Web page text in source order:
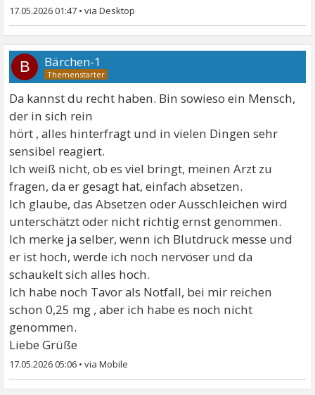
17.05.2026 01:47 •
B Bärchen-1
Da kannst du recht haben. Bin sowieso ein Mensch,
der in sich rein
hört , alles hinterfragt und in vielen Dingen sehr
sensibel reagiert.
Ich weiß nicht, ob es viel bringt, meinen Arzt zu
fragen, da er gesagt hat, einfach absetzen.
Ich glaube, das Absetzen oder Ausschleichen wird
unterschätzt oder nicht richtig ernst genommen.
Ich merke ja selber, wenn ich Blutdruck messe und
er ist hoch, werde ich noch nervöser und da
schaukelt sich alles hoch.
Ich habe noch Tavor als Notfall, bei mir reichen
schon 0,25 mg , aber ich habe es noch nicht
genommen.
Liebe Grüße
17.05.2026 05:06 •